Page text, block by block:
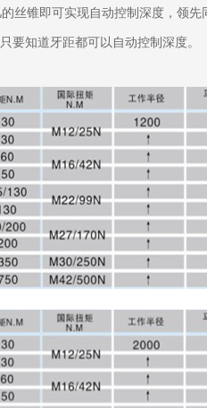
丝锥即可实现自动控制深度，领先
要知道牙距都可以自动控制深度。